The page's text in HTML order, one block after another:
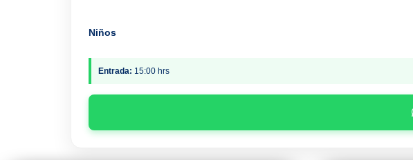
Niños
Entrada: 15:00 hrs